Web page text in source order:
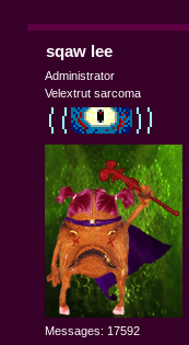
sqaw lee
Administrator
Velextrut sarcoma
Messages: 17592